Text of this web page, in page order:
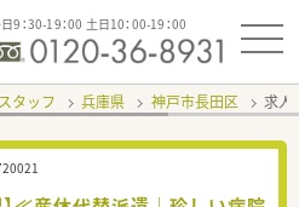
9：30-19：00 土日10：00-19：00
タッフ 兵庫県 神戸市長田区 求人